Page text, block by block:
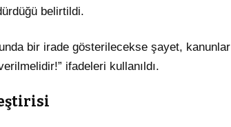
belirtildi.
bir irade gösterilecekse şayet, kanunlar
ifadeleri kullanıldı.